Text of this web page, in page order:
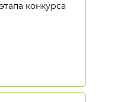
конкурса